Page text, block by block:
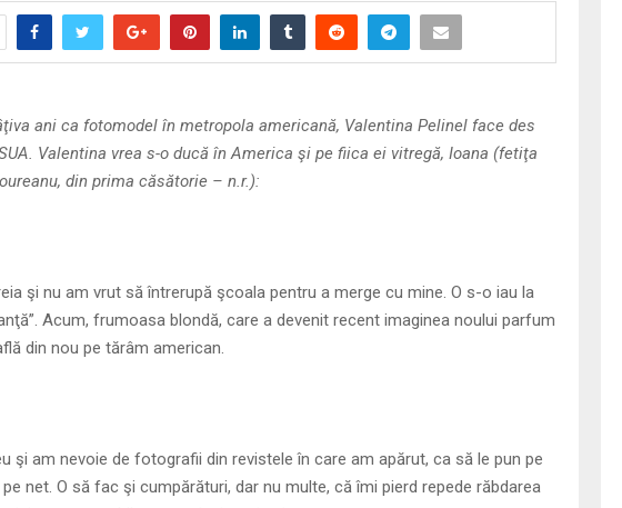
ani ca fotomodel în metropola americană, Valentina Pelinel face des
Valentina vrea s-o ducă în America şi pe fiica ei vitregă, Ioana (fetiţa
din prima căsătorie – n.r.):
şi nu am vrut să întrerupă şcoala pentru a merge cu mine. O s-o iau la
Acum, frumoasa blondă, care a devenit recent imaginea noului parfum
din nou pe tărâm american.
şi am nevoie de fotografii din revistele în care am apărut, ca să le pun pe
net. O să fac şi cumpărături, dar nu multe, că îmi pierd repede răbdarea